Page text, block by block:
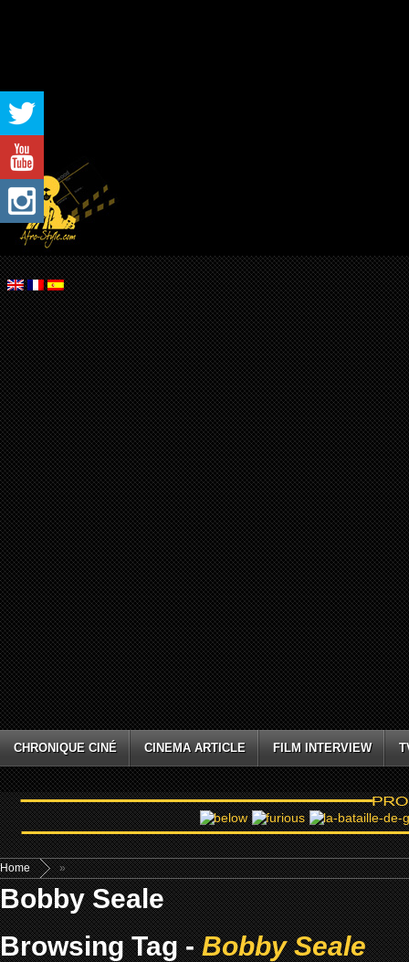
CHRONIQUE CINÉ CINEMA ARTICLE FILM INTERVIEW
Home »
Bobby Seale
Browsing Tag -Bobby Seale